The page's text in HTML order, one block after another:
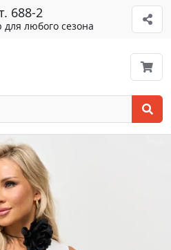
688-2
любого сезона